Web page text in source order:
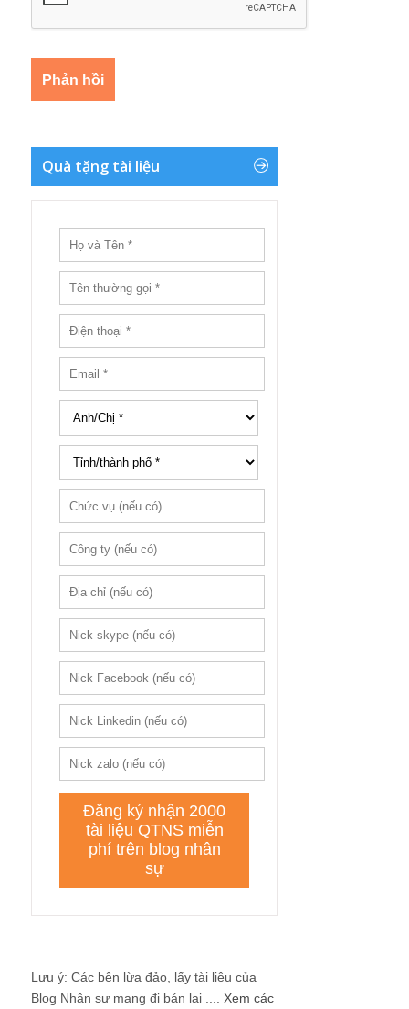
Quà tặng tài liệu
Lưu ý: Các bên lừa đảo, lấy tài liệu của
Blog Nhân sự mang đi bán lại .... Xem các